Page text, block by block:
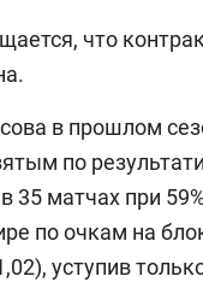
что
в прошлом
по
35 матчах при
по очкам на
уступив